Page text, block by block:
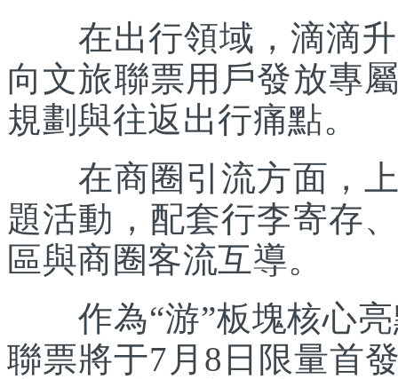
在出行領域，滴滴升
向文旅聯票用戶發放專
規劃與往返出行痛點。
在商圈引流方面，上
題活動，配套行李寄存
區與商圈客流互導。
作為“游”板塊核心亮
聯票將于7月8日限量首